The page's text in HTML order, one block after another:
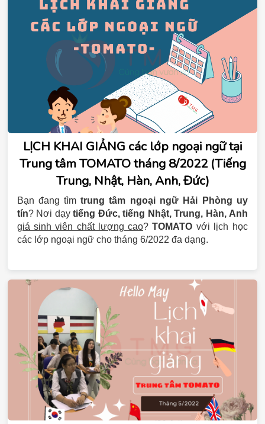
LỊCH KHAI GIẢNG các lớp ngoại ngữ tại
Trung tâm TOMATO tháng 8/2022 (Tiếng
Trung, Nhật, Hàn, Anh, Đức)
Bạn đang tìm trung tâm ngoại ngữ Hải Phòng uy
tín? Nơi dạy tiếng Đức, tiếng Nhật, Trung, Hàn, Anh
giá sinh viên chất lượng cao? TOMATO với lịch học
các lớp ngoại ngữ cho tháng 6/2022 đa dạng.